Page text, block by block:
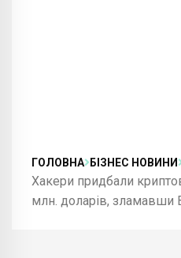
ГОЛОВНА БІЗНЕС НОВИНИ
Хакери придбали
млн. доларів, зламавши